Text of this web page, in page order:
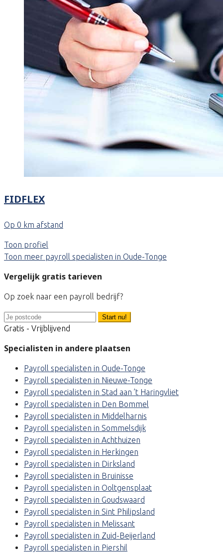
FIDFLEX
Op 0 km afstand
Toon profiel
Toon meer payroll specialisten in Oude-Tonge
Vergelijk gratis tarieven
Op zoek naar een payroll bedrijf?
Start nu!
Gratis - Vrijblijvend
Specialisten in andere plaatsen
Payroll specialisten in Oude-Tonge
Payroll specialisten in Nieuwe-Tonge
Payroll specialisten in Stad aan ’t Haringvliet
Payroll specialisten in Den Bommel
Payroll specialisten in Middelharnis
Payroll specialisten in Sommelsdijk
Payroll specialisten in Achthuizen
Payroll specialisten in Herkingen
Payroll specialisten in Dirksland
Payroll specialisten in Bruinisse
Payroll specialisten in Ooltgensplaat
Payroll specialisten in Goudswaard
Payroll specialisten in Sint Philipsland
Payroll specialisten in Melissant
Payroll specialisten in Zuid-Beijerland
Payroll specialisten in Piershil